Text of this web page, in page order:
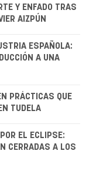
Y ENFADO TRAS
AIZPÚN
ESPAÑOLA:
A UNA
PRÁCTICAS QUE
TUDELA
EL ECLIPSE:
CERRADAS A LOS